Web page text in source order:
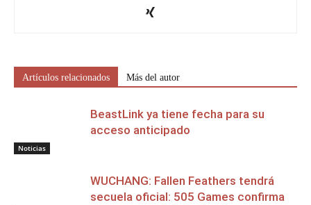
Artículos relacionados Más del autor
Noticias
BeastLink ya tiene fecha para su
acceso anticipado
WUCHANG: Fallen Feathers tendrá
secuela oficial: 505 Games confirma